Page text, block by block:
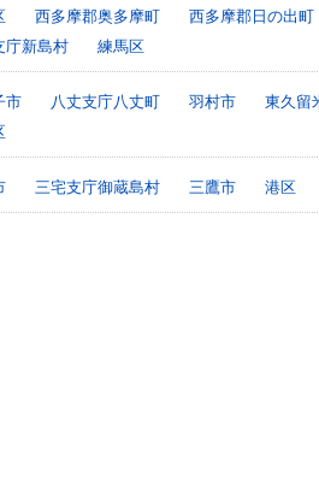
西多摩郡奥多摩町 西多摩郡日の出町
庁新島村
練馬区
市 八丈支庁八丈町 羽村市 東久留
三宅支庁御蔵島村 三鷹市 港区